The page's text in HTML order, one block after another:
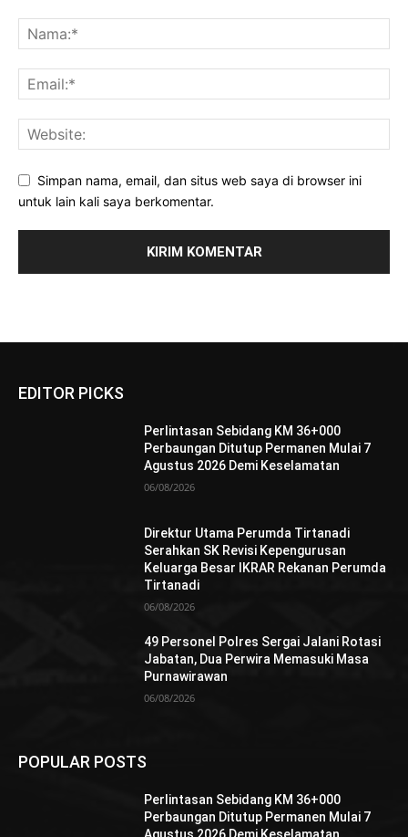
Simpan nama, email, dan situs web saya di browser ini
untuk lain kali saya berkomentar.
EDITOR PICKS
Perlintasan Sebidang KM 36+000
Perbaungan Ditutup Permanen Mulai 7
Agustus 2026 Demi Keselamatan
06/08/2026
Direktur Utama Perumda Tirtanadi
Serahkan SK Revisi Kepengurusan
Keluarga Besar IKRAR Rekanan Perumda
Tirtanadi
06/08/2026
49 Personel Polres Sergai Jalani Rotasi
Jabatan, Dua Perwira Memasuki Masa
Purnawirawan
06/08/2026
POPULAR POSTS
Perlintasan Sebidang KM 36+000
Perbaungan Ditutup Permanen Mulai 7